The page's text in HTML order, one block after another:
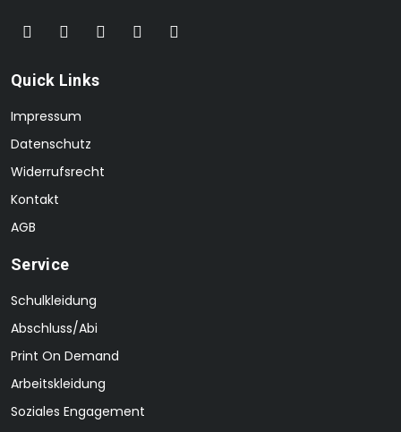
Quick Links
Impressum
Datenschutz
Widerrufsrecht
Kontakt
AGB
Service
Schulkleidung
Abschluss/Abi
Print On Demand
Arbeitskleidung
Soziales Engagement